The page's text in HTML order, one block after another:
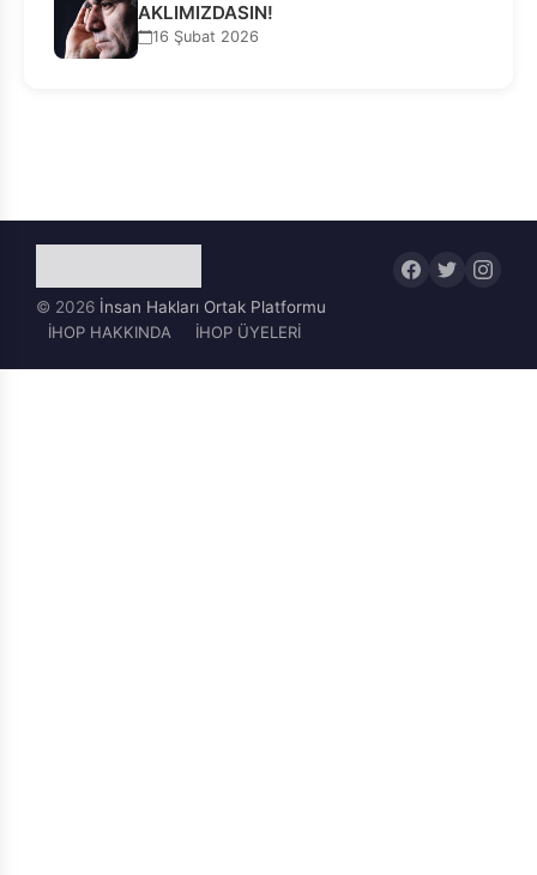
AKLIMIZDASIN!
16 Şubat 2026
© 2026 İnsan Hakları Ortak Platformu
İHOP HAKKINDA
İHOP ÜYELERİ